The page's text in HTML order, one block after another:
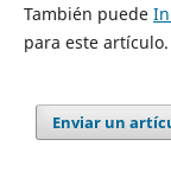
También puede
para este artículo.
Enviar un